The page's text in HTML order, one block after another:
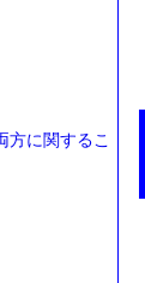
方に関するこ